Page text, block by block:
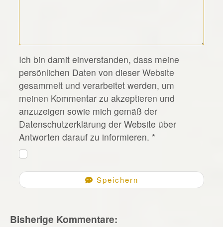
*
Ich bin damit einverstanden, dass meine
persönlichen Daten von dieser Website
gesammelt und verarbeitet werden, um
meinen Kommentar zu akzeptieren und
anzuzeigen sowie mich gemäß der
Datenschutzerklärung der Website über
Antworten darauf zu informieren. *
Speichern
Bisherige Kommentare: